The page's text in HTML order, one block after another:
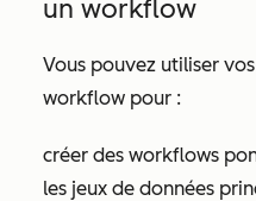
un workflow
Vous pouvez utiliser
workflow pour :
créer des workflows
les jeux de données